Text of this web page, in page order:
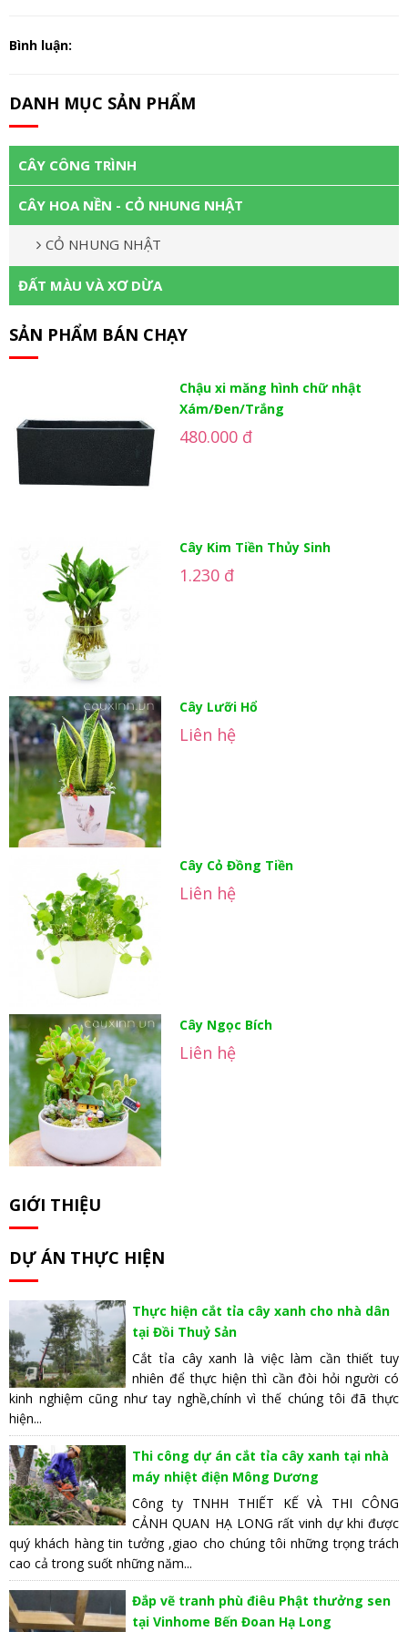
Bình luận:
DANH MỤC SẢN PHẨM
CÂY CÔNG TRÌNH
CÂY HOA NỀN - CỎ NHUNG NHẬT
CỎ NHUNG NHẬT
ĐẤT MÀU VÀ XƠ DỪA
SẢN PHẨM BÁN CHẠY
Chậu xi măng hình chữ nhật
Xám/Đen/Trắng
480.000 đ
Cây Kim Tiền Thủy Sinh
1.230 đ
Cây Lưỡi Hổ
Liên hệ
Cây Cỏ Đồng Tiền
Liên hệ
Cây Ngọc Bích
Liên hệ
GIỚI THIỆU
DỰ ÁN THỰC HIỆN
Thực hiện cắt tỉa cây xanh cho nhà dân
tại Đồi Thuỷ Sản
Cắt tỉa cây xanh là việc làm cần thiết tuy
nhiên để thực hiện thì cần đòi hỏi người có
kinh nghiệm cũng như tay nghề,chính vì thế chúng tôi đã thực
hiện...
Thi công dự án cắt tỉa cây xanh tại nhà
máy nhiệt điện Mông Dương
Công ty TNHH THIẾT KẾ VÀ THI CÔNG
CẢNH QUAN HẠ LONG rất vinh dự khi được
quý khách hàng tin tưởng ,giao cho chúng tôi những trọng trách
cao cả trong suốt những năm...
Đắp vẽ tranh phù điêu Phật thưởng sen
tại Vinhome Bến Đoan Hạ Long